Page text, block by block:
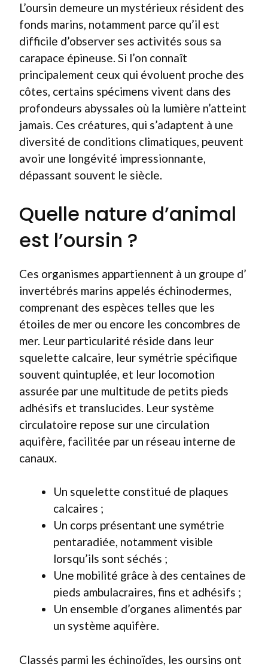
L’oursin demeure un mystérieux résident des
fonds marins, notamment parce qu’il est
difficile d’observer ses activités sous sa
carapace épineuse. Si l’on connaît
principalement ceux qui évoluent proche des
côtes, certains spécimens vivent dans des
profondeurs abyssales où la lumière n’atteint
jamais. Ces créatures, qui s’adaptent à une
diversité de conditions climatiques, peuvent
avoir une longévité impressionnante,
dépassant souvent le siècle.
Quelle nature d’animal
est l’oursin ?
Ces organismes appartiennent à un groupe d’
invertébrés marins appelés échinodermes,
comprenant des espèces telles que les
étoiles de mer ou encore les concombres de
mer. Leur particularité réside dans leur
squelette calcaire, leur symétrie spécifique
souvent quintuplée, et leur locomotion
assurée par une multitude de petits pieds
adhésifs et translucides. Leur système
circulatoire repose sur une circulation
aquifère, facilitée par un réseau interne de
canaux.
Un squelette constitué de plaques
calcaires ;
Un corps présentant une symétrie
pentaradiée, notamment visible
lorsqu’ils sont séchés ;
Une mobilité grâce à des centaines de
pieds ambulacraires, fins et adhésifs ;
Un ensemble d’organes alimentés par
un système aquifère.
Classés parmi les échinoïdes, les oursins ont